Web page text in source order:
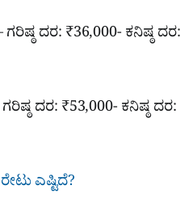
ದರ: ₹36,000- ಕನಿಷ್ಠ ದರ:
ದರ: ₹53,000- ಕನಿಷ್ಠ ದರ:
ಎಷ್ಟಿದೆ?